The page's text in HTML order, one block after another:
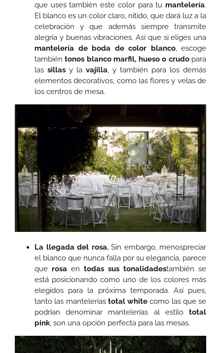
que uses también este color para tu mantelería.
El blanco es un color claro, nítido, que dará luz a la
celebración y que además siempre transmite
alegría y buenas vibraciones. Así que si eliges una
mantelería de boda de color blanco, escoge
tambiéntonos blanco marfil, hueso o crudo para
las sillas y la vajilla, y también para los demás
elementos decorativos, como las flores y velas de
los centros de mesa.
La llegada del rosa.Sin embargo, menospreciar
el blanco que nunca falla por su elegancia, parece
que rosa en todas sus tonalidadestambién se
está posicionando como uno de los colores más
elegidos para la próxima temporada. Así pues,
tanto las mantelerías total white como las que se
podrían denominar mantelerías al estilo total
pink, son una opción perfecta para las mesas.